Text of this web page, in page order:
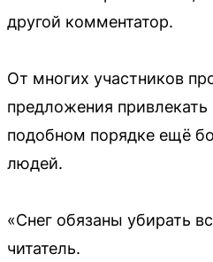
другой комментатор.
От многих участников
предложения привлекать
подобном порядке ещё
людей.
«Снег обязаны убирать
читатель.